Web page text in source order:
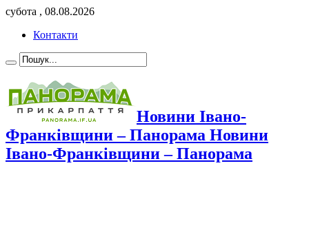
субота , 08.08.2026
Контакти
Новини Івано-
Франківщини – Панорама Новини
Івано-Франківщини – Панорама